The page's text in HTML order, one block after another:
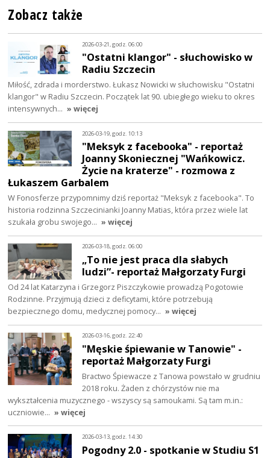
Zobacz także
2026-03-21, godz. 06:00
"Ostatni klangor" - słuchowisko w
Radiu Szczecin
Miłość, zdrada i morderstwo. Łukasz Nowicki w słuchowisku "Ostatni
klangor" w Radiu Szczecin. Początek lat 90. ubiegłego wieku to okres
intensywnych… » więcej
2026-03-19, godz. 10:13
"Meksyk z facebooka" - reportaż
Joanny Skoniecznej "Wańkowicz.
Życie na kraterze" - rozmowa z
Łukaszem Garbalem
W Fonosferze przypomnimy dziś reportaż "Meksyk z facebooka". To
historia rodzinna Szczecinianki Joanny Matias, która przez wiele lat
szukała grobu swojego… » więcej
2026-03-18, godz. 06:00
„To nie jest praca dla słabych
ludzi”- reportaż Małgorzaty Furgi
Od 24 lat Katarzyna i Grzegorz Piszczykowie prowadzą Pogotowie
Rodzinne. Przyjmują dzieci z deficytami, które potrzebują
bezpiecznego domu, medycznej pomocy… » więcej
2026-03-16, godz. 22:40
"Męskie śpiewanie w Tanowie" -
reportaż Małgorzaty Furgi
Bractwo Śpiewacze z Tanowa powstało w grudniu
2018 roku. Żaden z chórzystów nie ma
wykształcenia muzycznego - wszyscy są samoukami. Są tam m.in.:
uczniowie… » więcej
2026-03-13, godz. 14:30
Pogodny 2.0 - spotkanie w Studiu S1